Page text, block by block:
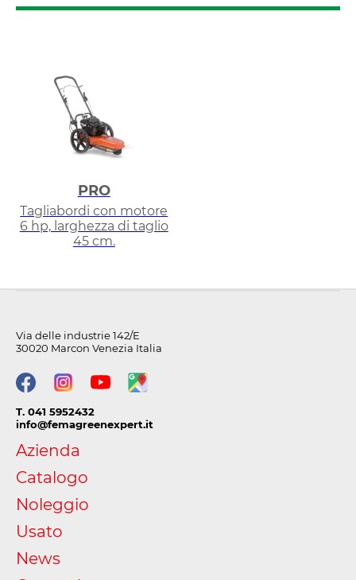
PRO
Tagliabordi con motore
6 hp, larghezza di taglio
45 cm.
Via delle industrie 142/E
30020 Marcon Venezia Italia
T. 041 5952432
info@femagreenexpert.it
Azienda
Catalogo
Noleggio
Usato
News